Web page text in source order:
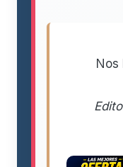
Nos